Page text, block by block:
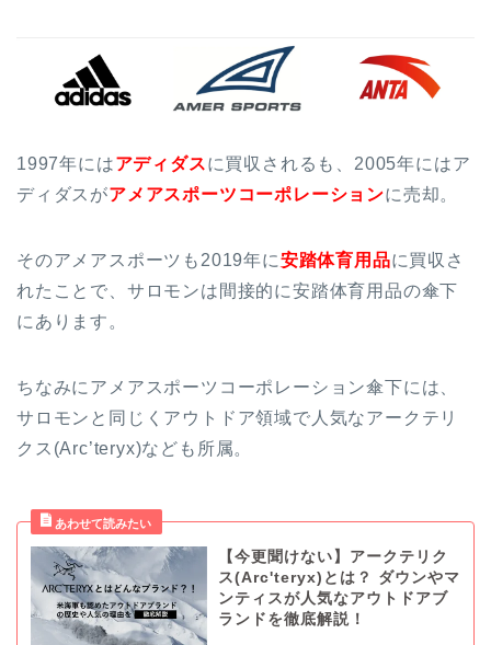
1997年にはアディダスに買収されるも、2005年にはア
ディダスがアメアスポーツコーポレーションに売却。
そのアメアスポーツも2019年に安踏体育用品に買収さ
れたことで、サロモンは間接的に安踏体育用品の傘下
にあります。
ちなみにアメアスポーツコーポレーション傘下には、
サロモンと同じくアウトドア領域で人気なアークテリ
クス(Arc’teryx)なども所属。
【今更聞けない】アークテリク
ス(Arc'teryx)とは？ ダウンやマ
ンティスが人気なアウトドアブ
ランドを徹底解説！